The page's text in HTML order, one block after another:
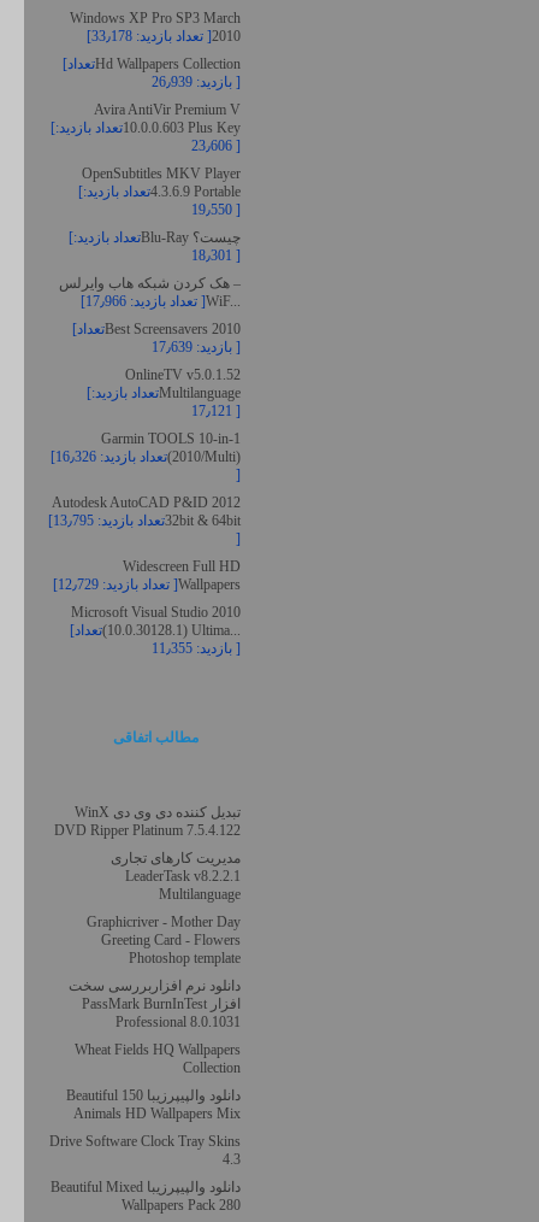
Windows XP Pro SP3 March
2010[تعداد بازدید: 33٫178 ]
Hd Wallpapers Collection
[تعداد
بازدید: 26٫939 ]
Avira AntiVir Premium V
10.0.0.603 Plus Key
[تعداد بازدید:
23٫606 ]
OpenSubtitles MKV Player
4.3.6.9 Portable
[تعداد بازدید:
19٫550 ]
Blu-Ray چیست؟
[تعداد بازدید:
18٫301 ]
هک کردن شبکه هاب وایرلس –
WiF...[تعداد بازدید: 17٫966 ]
Best Screensavers 2010
[تعداد
بازدید: 17٫639 ]
OnlineTV v5.0.1.52
Multilanguage
[تعداد بازدید:
17٫121 ]
Garmin TOOLS 10-in-1
(2010/Multi)
[تعداد بازدید: 16٫326
]
Autodesk AutoCAD P&ID 2012
32bit & 64bit
[تعداد بازدید: 13٫795
]
Widescreen Full HD
Wallpapers[تعداد بازدید: 12٫729 ]
Microsoft Visual Studio 2010
(10.0.30128.1) Ultima...
[تعداد
بازدید: 11٫355 ]
مطالب اتفاقی
تبدیل کننده دی وی دی WinX
DVD Ripper Platinum 7.5.4.122
مدیریت کارهای تجاری
LeaderTask v8.2.2.1
Multilanguage
Graphicriver - Mother Day
Greeting Card - Flowers
Photoshop template
دانلود نرم افزاربررسی سخت
افزار PassMark BurnInTest
Professional 8.0.1031
Wheat Fields HQ Wallpapers
Collection
دانلود والپیپرزیبا 150 Beautiful
Animals HD Wallpapers Mix
Drive Software Clock Tray Skins
4.3
دانلود والپیپرزیبا Beautiful Mixed
Wallpapers Pack 280